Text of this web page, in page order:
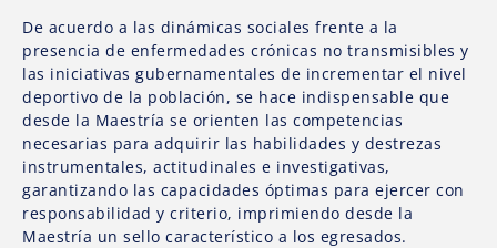
De acuerdo a las dinámicas sociales frente a la
presencia de enfermedades crónicas no transmisibles y
las iniciativas gubernamentales de incrementar el nivel
deportivo de la población, se hace indispensable que
desde la Maestría se orienten las competencias
necesarias para adquirir las habilidades y destrezas
instrumentales, actitudinales e investigativas,
garantizando las capacidades óptimas para ejercer con
responsabilidad y criterio, imprimiendo desde la
Maestría un sello característico a los egresados.